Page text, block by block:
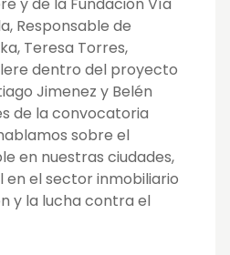
y de la Fundación Vía
Responsable de
Teresa Torres,
dentro del proyecto
Jimenez y Belén
de la convocatoria
sobre el
en nuestras ciudades,
en el sector inmobiliario
y la lucha contra el